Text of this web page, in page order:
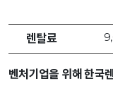
렌탈료
벤처기업을 위해 한국